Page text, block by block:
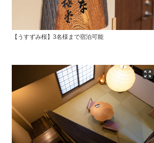
【うすずみ桜】3名様まで宿泊可能